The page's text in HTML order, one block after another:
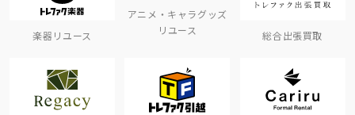
楽器リユース
アニメ・キャラグッズ
リユース
総合出張買取